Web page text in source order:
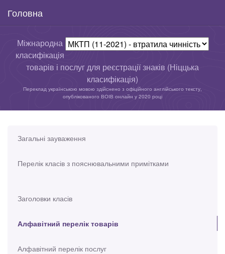
Головна
Міжнародна
класифікація
товарів і послуг для реєстрації знаків (Ніццька
класифікація)
Переклад українською мовою здійснено з офіційного англійського тексту,
опублікованого ВОІВ онлайн у 2020 році
Загальні зауваження
Перелік класів з пояснювальними примітками
Заголовки класів
Алфавітний перелік товарів
Алфавітний перелік послуг